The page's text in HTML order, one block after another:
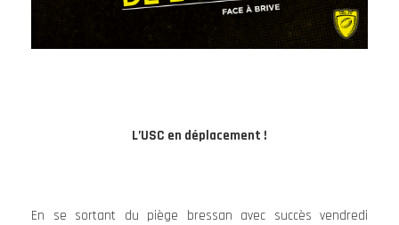
L’USC en déplacement !
En se sortant du piège bressan avec succès vendredi